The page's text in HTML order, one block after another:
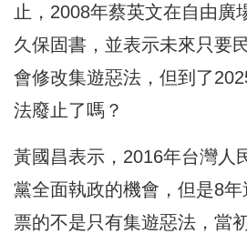
止，2008年蔡英文在自由廣
久保固書，並表示未來只要
會修改集遊惡法，但到了
法廢止了嗎？
黃國昌表示，2016年台灣人
黨全面執政的機會，但是8
票的不是只有集遊惡法，當